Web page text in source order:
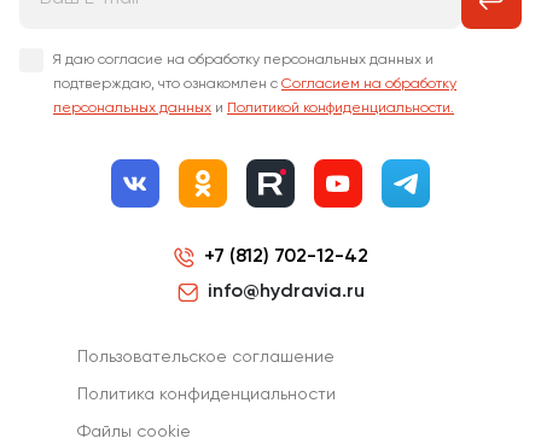
Я даю согласие на обработку персональных данных и
подтверждаю, что ознакомлен с Согласием на обработку
персональных данных и Политикой конфиденциальности.
+7 (812) 702-12-42
info@hydravia.ru
Пользовательское соглашение
Политика конфиденциальности
Файлы cookie